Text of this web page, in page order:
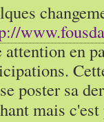
attention en
poster sa
mais